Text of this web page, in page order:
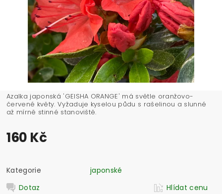
Azalka japonská 'GEISHA ORANGE' má světle oranžovo-
červené květy. Vyžaduje kyselou půdu s rašelinou a slunné
až mírně stinné stanoviště.
160 Kč
Kategorie
japonské
Dotaz
Hlídat cenu